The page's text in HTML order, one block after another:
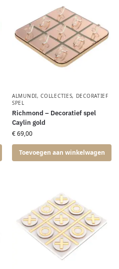
ALMUNDI,COLLECTIES, DECORATIEF
SPEL
Richmond – Decoratief spel
Caylin gold
€69,00
Toevoegen aan winkelwagen